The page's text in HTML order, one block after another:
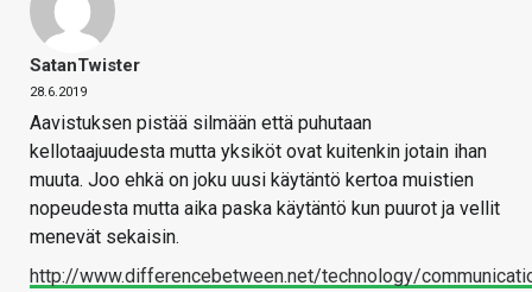
SatanTwister
28.6.2019
Aavistuksen pistää silmään että puhutaan
kellotaajuudesta mutta yksiköt ovat kuitenkin jotain ihan
muuta. Joo ehkä on joku uusi käytäntö kertoa muistien
nopeudesta mutta aika paska käytäntö kun puurot ja vellit
menevät sekaisin.
http://www.differencebetween.net/technology/